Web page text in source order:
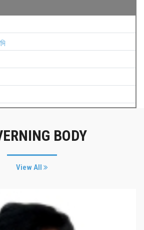
BODY
View All